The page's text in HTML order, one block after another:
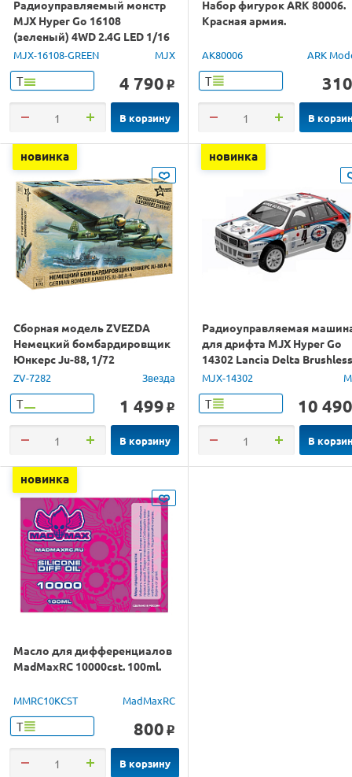
Радиоуправляемый монстр
MJX Hyper Go 16108
(зеленый) 4WD 2.4G LED 1/16
RTR
MJX-16108-GREEN MJX
Т 4 790 o
В корзину
Набор фигурок ARK 80006.
Красная армия.
AK80006 ARK
Т 310
В
новинка
Сборная модель ZVEZDA
Немецкий бомбардировщик
Юнкерс Ju-88, 1/72
ZV-7282 Звезда
Т 1 499 o
В корзину
новинка
Радиоуправляемая
для дрифта MJX Hyper Go
14302 Lancia Delta Brushless
4WD 2.4G LED 1/14 RTR
MJX-14302
Т 10 490
В
новинка
Масло для дифференциалов
MadMaxRC 10000cst. 100ml.
MMRC10KCST MadMaxRC
Т 800 o
В корзину